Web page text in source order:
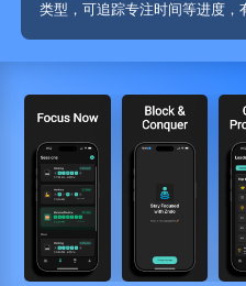
类型，可追踪专注时间等进度，